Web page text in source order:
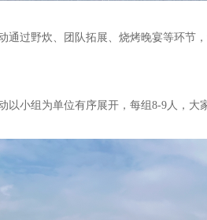
过野炊、团队拓展、烧烤晚宴等环节
以小组为单位有序展开，每组8-9人，